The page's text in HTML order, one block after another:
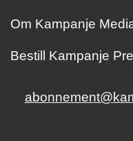
Om Kampanje
Bestill Kampanje